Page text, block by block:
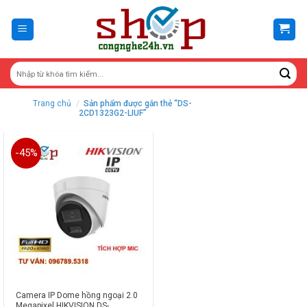
content
Trang chủ / Sản phẩm được gắn thẻ “DS-
2CD1323G2-LIUF”
-45%
Camera IP Dome hồng ngoại 2.0